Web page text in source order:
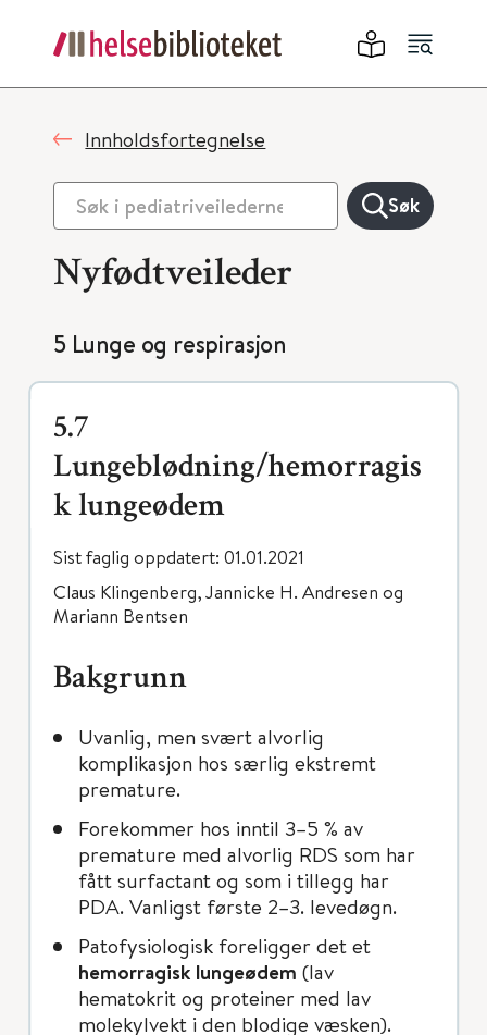
Innholdsfortegnelse
Søk
Nyfødtveileder
5 Lunge og respirasjon
5.7
Lungeblødning/hemorragis
k lungeødem
Sist faglig oppdatert: 01.01.2021
Claus Klingenberg, Jannicke H. Andresen og
Mariann Bentsen
Bakgrunn
Uvanlig, men svært alvorlig
komplikasjon hos særlig ekstremt
premature.
Forekommer hos inntil 3–5 % av
premature med alvorlig RDS som har
fått surfactant og som i tillegg har
PDA. Vanligst første 2–3. levedøgn.
Patofysiologisk foreligger det et
hemorragisk lungeødem (lav
hematokrit og proteiner med lav
molekylvekt i den blodige væsken).